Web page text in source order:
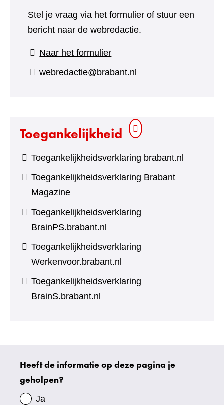
Stel je vraag via het formulier of stuur een
bericht naar de webredactie.
Naar het formulier(verwijst
naar
webredactie@brabant.nl
Toegankelijkheid
Toegankelijkheidsverklaring brabant.nl
Toegankelijkheidsverklaring Brabant
Magazine
Toegankelijkheidsverklaring
BrainPS.brabant.nl
Toegankelijkheidsverklaring
Werkenvoor.brabant.nl
Toegankelijkheidsverklaring
BrainS.brabant.nl
Uw
gegevens
Heeft de informatie op deze pagina je
geholpen?
Ja